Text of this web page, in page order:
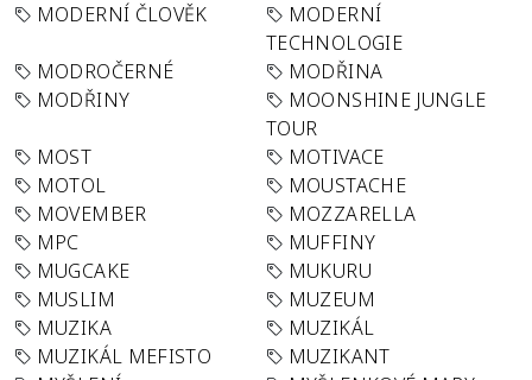
MODERNÍ ČLOVĚK
MODERNÍ
TECHNOLOGIE
MODROČERNÉ
MODŘINA
MODŘINY
MOONSHINE JUNGLE
TOUR
MOST
MOTIVACE
MOTOL
MOUSTACHE
MOVEMBER
MOZZARELLA
MPC
MUFFINY
MUGCAKE
MUKURU
MUSLIM
MUZEUM
MUZIKA
MUZIKÁL
MUZIKÁL MEFISTO
MUZIKANT